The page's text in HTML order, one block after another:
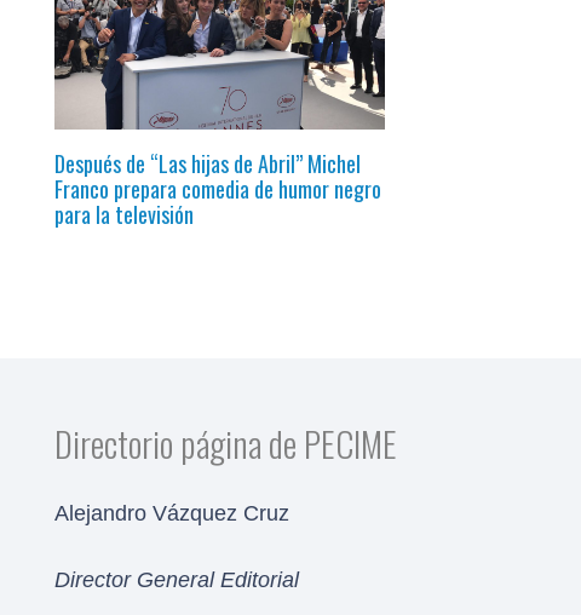
Después de “Las hijas de Abril” Michel
Franco prepara comedia de humor negro
para la televisión
Directorio página de PECIME
Alejandro Vázquez Cruz
Director General Editorial